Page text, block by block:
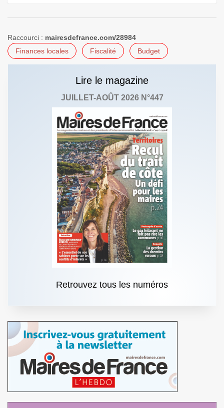
Raccourci : mairesdefrance.com/28984
Finances locales
Fiscalité Budget
Lire le magazine
JUILLET-AOÛT 2026 N°447
Retrouvez tous les numéros